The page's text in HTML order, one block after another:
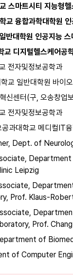
of
es
s
o
r
}
스마트시티 지능형
교 융합과학대학원
반대학원 인공지능
교 디지털헬스케어공
전자및정보공학과
교 일반대학원 바이
신센터(구, 오송창업
전자및정보공학과
공과대학교 메디컬IT
Dept. of
Department
Leipzig
Prof. Klaus-
Prof.
of
of Computer